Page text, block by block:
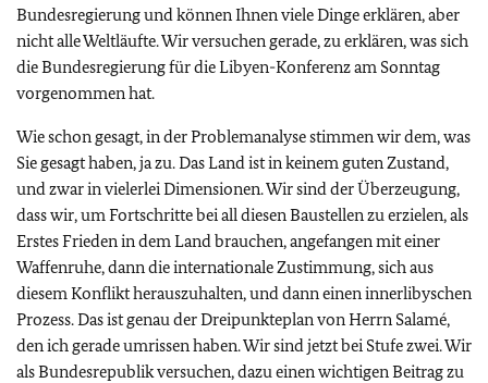
Bundesregierung und können Ihnen viele Dinge erklären, aber
nicht alle Weltläufte. Wir versuchen gerade, zu erklären, was sich
die Bundesregierung für die Libyen-Konferenz am Sonntag
vorgenommen hat.
Wie schon gesagt, in der Problemanalyse stimmen wir dem, was
Sie gesagt haben, ja zu. Das Land ist in keinem guten Zustand,
und zwar in vielerlei Dimensionen. Wir sind der Überzeugung,
dass wir, um Fortschritte bei all diesen Baustellen zu erzielen, als
Erstes Frieden in dem Land brauchen, angefangen mit einer
Waffenruhe, dann die internationale Zustimmung, sich aus
diesem Konflikt herauszuhalten, und dann einen innerlibyschen
Prozess. Das ist genau der Dreipunkteplan von Herrn Salamé,
den ich gerade umrissen haben. Wir sind jetzt bei Stufe zwei. Wir
als Bundesrepublik versuchen, dazu einen wichtigen Beitrag zu